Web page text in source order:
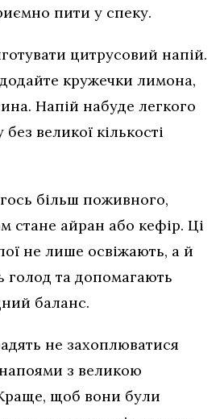
пити у спеку.
цитрусовий напій.
кружечки лимона,
Напій набуде легкого
великої кількості
більш поживного,
стане айран або кефір. Ці
не лише освіжають, а й
голод та допомагають
баланс.
не захоплюватися
з великою
щоб вони були